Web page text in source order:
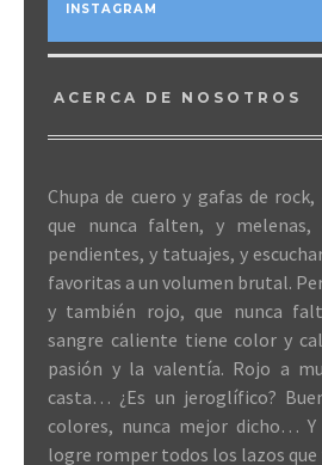
INSTAGRAM
ACERCA DE NOSOTROS
Chupa de cuero y gafas de
que nunca falten, y
pendientes, y tatuajes, y
favoritas a un volumen brutal.
y también rojo, que nunca
sangre caliente tiene color y
pasión y la valentía. Rojo a
casta… ¿Es un jeroglífico?
colores, nunca mejor dicho…
logre romper todos los lazos que